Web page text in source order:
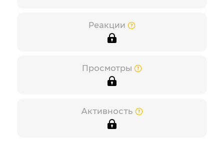
Реакции
Просмотры
Активность